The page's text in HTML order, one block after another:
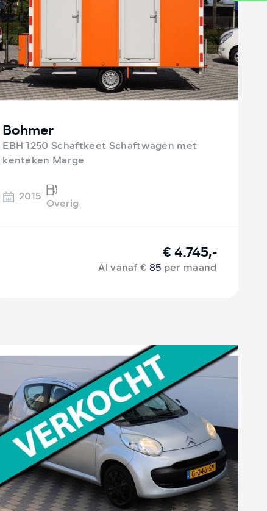
Bohmer
EBH 1250 Schaftkeet Schaftwagen met
kenteken Marge
2015 Overig
€ 4.745,-
Al vanaf € 85 per maand